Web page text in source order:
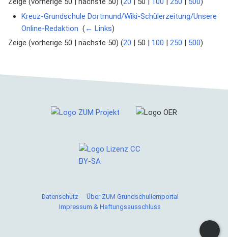
Kreuz-Grundschule Dortmund/Wiki-Schülerzeitung/Unsere
Online-Redaktion (← Links)
Zeige (vorherige 50 | nächste 50) (20 | 50 | 100 | 250 | 500)
Grundschullernportal. Durch die Nutzung von ZUM
Grundschullernportal erklärst du dich damit einverstanden,
Datenschutz
Über ZUM Grundschullernportal
Impressum & Haftungsausschluss